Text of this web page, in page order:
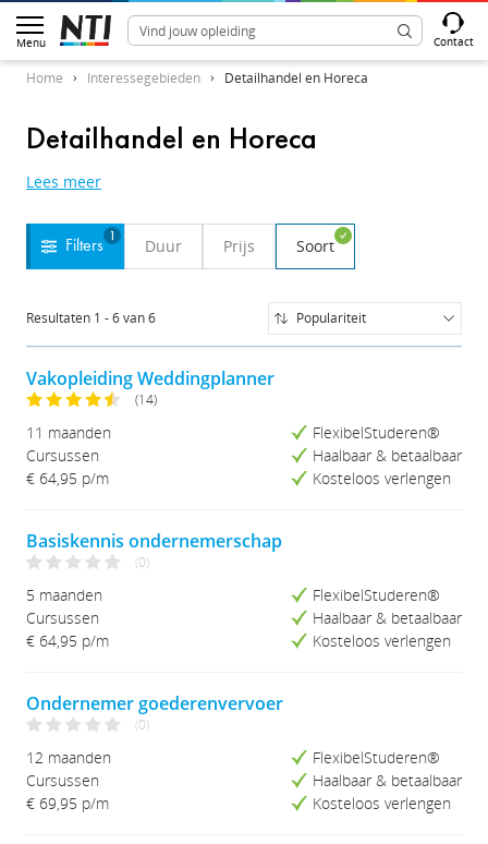
Menu Contact
Home Interessegebieden Detailhandel en Horeca
Detailhandel en Horeca
Lees meer
Filters
1 Duur Prijs Soort
Resultaten 1 -6van6
Populariteit
Populariteit
Prijs (Hoog-Laag)
Studieduur (Kort-Lang)
Studieduur (Lang-Kort)
Vakopleiding Weddingplanner
(14)
11 maanden
Cursussen
€ 64,95 p/m
FlexibelStuderen®
Haalbaar & betaalbaar
Kosteloos verlengen
Basiskennis ondernemerschap
(0)
5 maanden
Cursussen
€ 64,95 p/m
FlexibelStuderen®
Haalbaar & betaalbaar
Kosteloos verlengen
Ondernemer goederenvervoer
(0)
12 maanden
Cursussen
€ 69,95 p/m
FlexibelStuderen®
Haalbaar & betaalbaar
Kosteloos verlengen